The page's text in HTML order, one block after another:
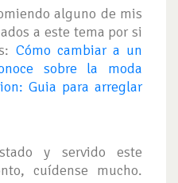
alguno de mis
a este tema por si
Cómo cambiar a un
sobre la moda
Guia para arreglar
y servido este
cuídense mucho.